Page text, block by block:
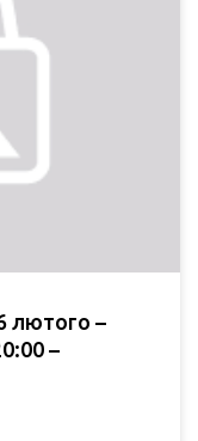
лютого –
–